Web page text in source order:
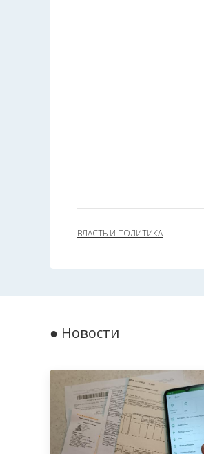
ВЛАСТЬ И ПОЛИТИКА
● Новости